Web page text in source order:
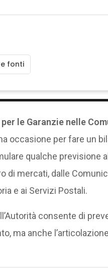
fonti
le Garanzie nelle
occasione per fare un
qualche previsione
di mercati, dalle
e ai Servizi Postali.
consente di
ma anche